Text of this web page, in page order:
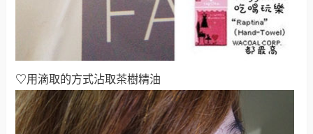
♡用滴取的方式沾取茶樹精油